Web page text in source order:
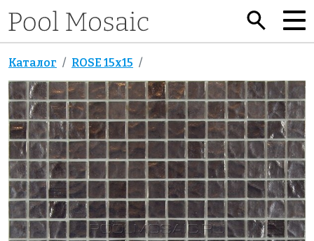
Каталог ROSE 15x15